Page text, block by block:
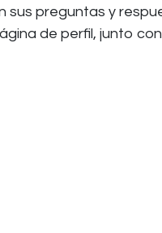
preguntas y
de perfil, junto